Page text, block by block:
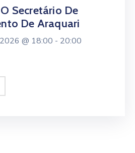
Secretário De
De Araquari
@ 18:00 - 20:00